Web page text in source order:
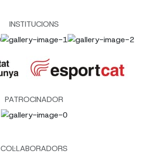
INSTITUCIONS
PATROCINADOR
COL·LABORADORS